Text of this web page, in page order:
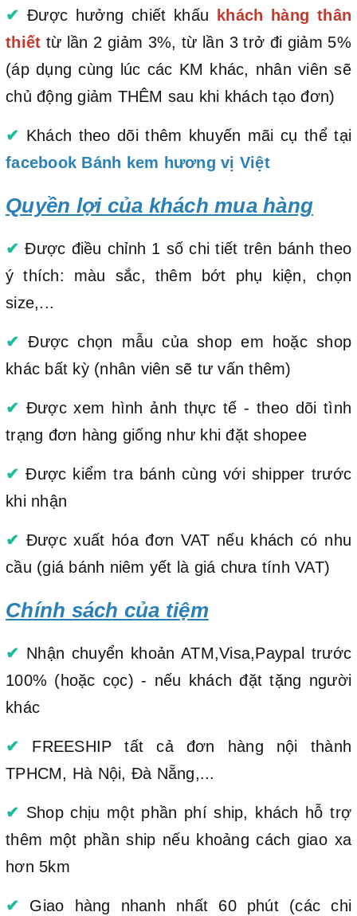
✔ Được hưởng chiết khấu khách hàng thân
thiết từ lần 2 giảm 3%, từ lần 3 trở đi giảm 5%
(áp dụng cùng lúc các KM khác, nhân viên sẽ
chủ động giảm THÊM sau khi khách tạo đơn)
✔ Khách theo dõi thêm khuyến mãi cụ thể tại
facebook Bánh kem hương vị Việt
Quyền lợi của khách mua hàng
✔ Được điều chỉnh 1 số chi tiết trên bánh theo
ý thích: màu sắc, thêm bớt phụ kiện, chọn
size,...
✔ Được chọn mẫu của shop em hoặc shop
khác bất kỳ (nhân viên sẽ tư vấn thêm)
✔ Được xem hình ảnh thực tế - theo dõi tình
trạng đơn hàng giống như khi đặt shopee
✔ Được kiểm tra bánh cùng với shipper trước
khi nhận
✔ Được xuất hóa đơn VAT nếu khách có nhu
cầu (giá bánh niêm yết là giá chưa tính VAT)
Chính sách của tiệm
✔ Nhận chuyển khoản ATM,Visa,Paypal trước
100% (hoặc cọc) - nếu khách đặt tặng người
khác
✔ FREESHIP tất cả đơn hàng nội thành
TPHCM, Hà Nội, Đà Nẵng,...
✔ Shop chịu một phần phí ship, khách hỗ trợ
thêm một phần ship nếu khoảng cách giao xa
hơn 5km
✔ Giao hàng nhanh nhất 60 phút (các chi